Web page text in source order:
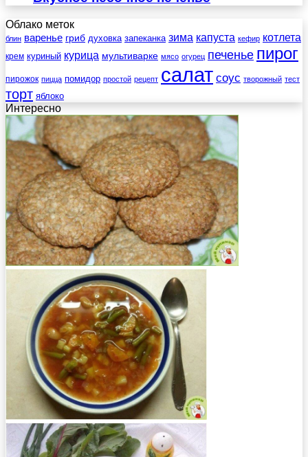
Облако меток
блин варенье гриб духовка запеканка зима капуста кефир котлета
крем куриный курица мультиварке мясо огурец печенье пирог
пирожок пицца помидор простой рецепт салат соус творожный тест
торт яблоко
Интересно